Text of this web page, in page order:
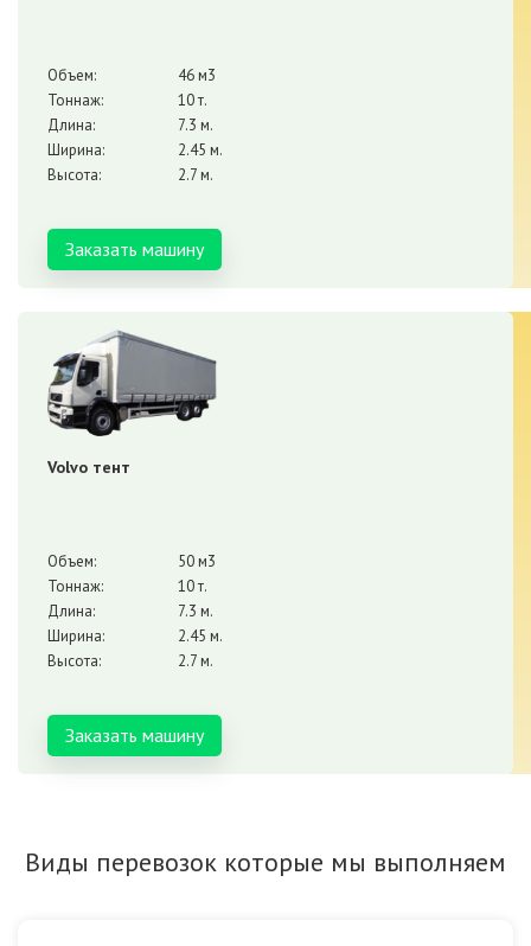
Объем:
46 м3
Тоннаж:
10 т.
Длина:
7.3 м.
Ширина:
2.45 м.
Высота:
2.7 м.
Заказать машину
Volvo тент
Объем:
50 м3
Тоннаж:
10 т.
Длина:
7.3 м.
Ширина:
2.45 м.
Высота:
2.7 м.
Заказать машину
Виды перевозок которые мы выполняем